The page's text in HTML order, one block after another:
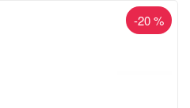
-20 %